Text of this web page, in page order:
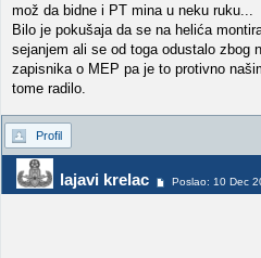
mož da bidne i PT mina u neku ruku...
Bilo je pokušaja da se na helića
sejanjem ali se od toga odustalo zbog
zapisnika o MEP pa je to protivno
tome radilo.
Profil
lajavi krelac Poslao: 10 Dec